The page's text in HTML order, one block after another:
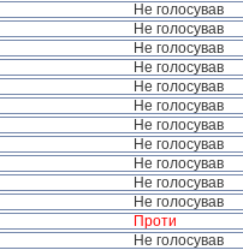
Не голосував
Не голосував
Не голосував
Не голосував
Не голосував
Не голосував
Не голосував
Не голосував
Не голосував
Не голосував
Не голосував
Проти
Не голосував